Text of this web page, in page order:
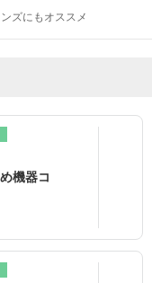
ンズにもオススメ
機器コ